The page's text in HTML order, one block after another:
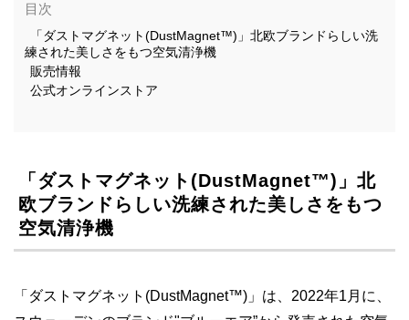
目次
「ダストマグネット(DustMagnet™)」北欧ブランドらしい洗
練された美しさをもつ空気清浄機
販売情報
公式オンラインストア
「ダストマグネット(DustMagnet™)」北
欧ブランドらしい洗練された美しさをもつ
空気清浄機
「ダストマグネット(DustMagnet™)」は、2022年1月に、